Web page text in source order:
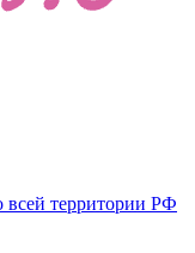
всей территории РФ